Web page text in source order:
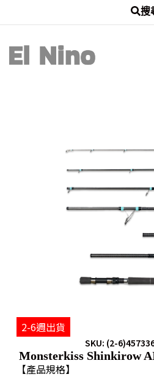
搜
2-6週出貨
SKU: (2-
Monsterkiss Shinkirow
【產品規格】